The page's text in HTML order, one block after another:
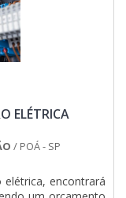
ELÉTRICA
/ POÁ - SP
encontrará